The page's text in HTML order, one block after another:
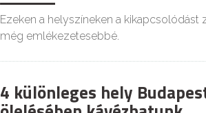
Ezeken a helyszíneken a kikapcsolódást
még emlékezetesebbé.
4 különleges hely